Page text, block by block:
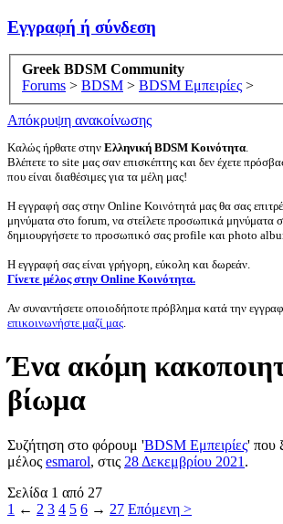
Εγγραφή ή σύνδεση
Greek BDSM Community
Forums > BDSM > BDSM Εμπειρίες >
Απόκρυψη ανακοίνωσης
Καλώς ήρθατε στην Ελληνική BDSM Κοινότητα.
Βλέπετε το site μας σαν επισκέπτης και δεν έχετε
που είναι διαθέσιμες για τα μέλη μας!
Η εγγραφή σας στην Online Κοινότητά μας θα σας
μηνύματα στο forum, να στείλετε προσωπικά μηνύματα
δημιουργήσετε το προσωπικό σας profile και photo
Η εγγραφή σας είναι γρήγορη, εύκολη και δωρεάν.
Γίνετε μέλος στην Online Κοινότητα.
Αν συναντήσετε οποιοδήποτε πρόβλημα κατά την
επικοινωνήστε μαζί μας.
Ένα ακόμη
βίωμα
Συζήτηση στο φόρουμ 'BDSM Εμπειρίες' που
μέλος esmarol, στις 28 Δεκεμβρίου 2021 .
Σελίδα 1 από 27
1 ← 2 3 4 5 6 → 27 Επόμενη >